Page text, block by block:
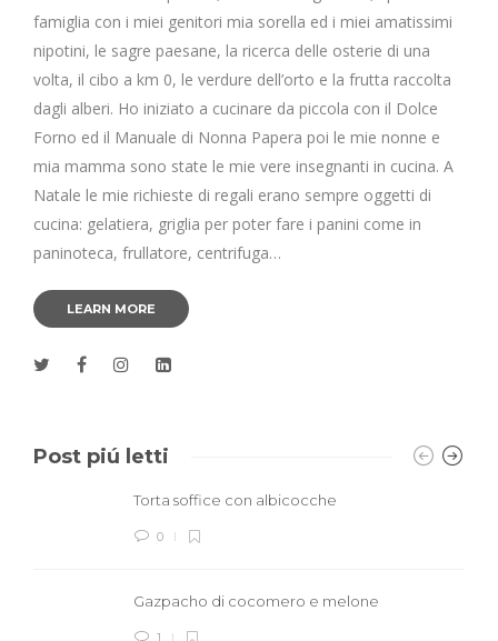
famiglia con i miei genitori mia sorella ed i miei amatissimi
nipotini, le sagre paesane, la ricerca delle osterie di una
volta, il cibo a km 0, le verdure dell’orto e la frutta raccolta
dagli alberi. Ho iniziato a cucinare da piccola con il Dolce
Forno ed il Manuale di Nonna Papera poi le mie nonne e
mia mamma sono state le mie vere insegnanti in cucina. A
Natale le mie richieste di regali erano sempre oggetti di
cucina: gelatiera, griglia per poter fare i panini come in
paninoteca, frullatore, centrifuga…
LEARN MORE
Post piú letti
Torta soffice con albicocche
0
Gazpacho di cocomero e melone
1